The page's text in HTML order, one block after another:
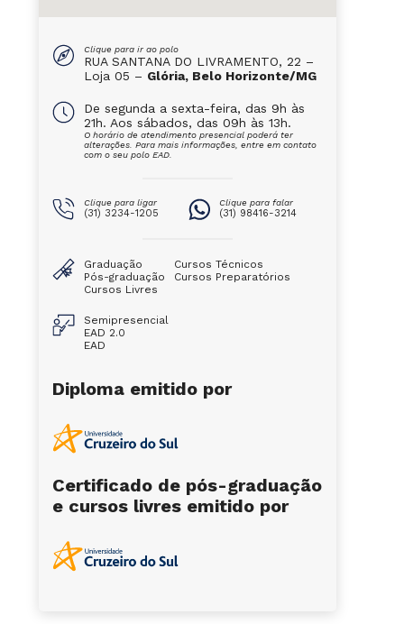
Clique para ir ao polo
RUA SANTANA DO LIVRAMENTO, 22 –
Loja 05 – Glória, Belo Horizonte/MG
De segunda a sexta-feira, das 9h às
21h. Aos sábados, das 09h às 13h.
O horário de atendimento presencial poderá ter
alterações. Para mais informações, entre em contato
com o seu polo EAD.
Clique para ligar
(31) 3234-1205
Clique para falar
(31) 98416-3214
Graduação
Pós-graduação
Cursos Livres
Cursos Técnicos
Cursos Preparatórios
Semipresencial
EAD 2.0
EAD
Diploma emitido por
Certificado de pós-graduação
e cursos livres emitido por